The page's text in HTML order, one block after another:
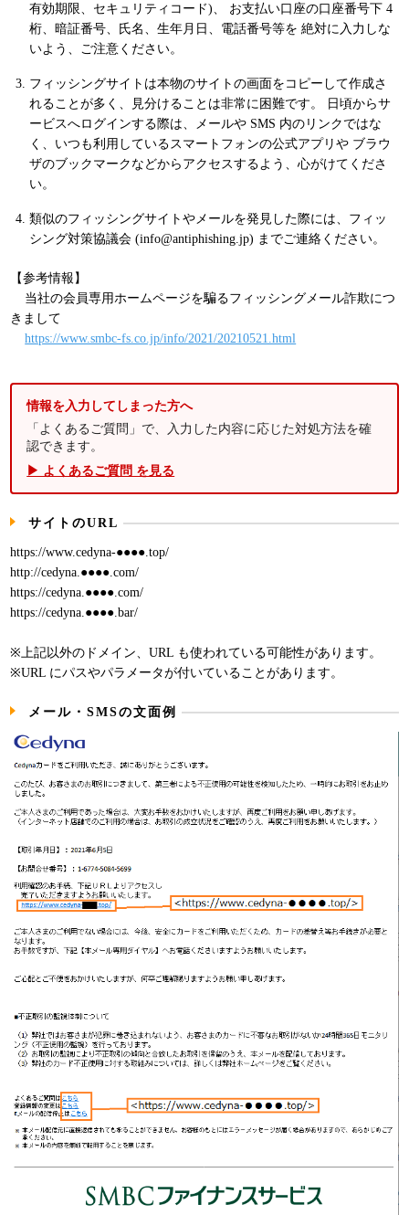
有効期限、セキュリティコード)、 お支払い口座の口座番号下 4
桁、暗証番号、氏名、生年月日、電話番号等を 絶対に入力しな
いよう、ご注意ください。
フィッシングサイトは本物のサイトの画面をコピーして作成さ
れることが多く、見分けることは非常に困難です。 日頃からサ
ービスへログインする際は、メールや SMS 内のリンクではな
く、いつも利用しているスマートフォンの公式アプリや ブラウ
ザのブックマークなどからアクセスするよう、心がけてくださ
い。
類似のフィッシングサイトやメールを発見した際には、フィッ
シング対策協議会 (info@antiphishing.jp) までご連絡ください。
【参考情報】
当社の会員専用ホームページを騙るフィッシングメール詐欺につ
きまして
https://www.smbc-fs.co.jp/info/2021/20210521.html
情報を入力してしまった方へ
「よくあるご質問」で、入力した内容に応じた対処方法を確
認できます。
▶ よくあるご質問 を見る
サイトのURL
https://www.cedyna-●●●●.top/
http://cedyna.●●●●.com/
https://cedyna.●●●●.com/
https://cedyna.●●●●.bar/
※上記以外のドメイン、URL も使われている可能性があります。
※URL にパスやパラメータが付いていることがあります。
メール・SMSの文面例